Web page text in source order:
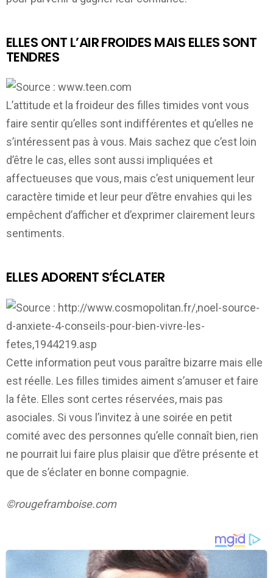
ELLES ONT L’AIR FROIDES MAIS ELLES SONT
TENDRES
L’attitude et la froideur des filles timides vont vous
faire sentir qu’elles sont indifférentes et qu’elles ne
s’intéressent pas à vous. Mais sachez que c’est loin
d’être le cas, elles sont aussi impliquées et
affectueuses que vous, mais c’est uniquement leur
caractère timide et leur peur d’être envahies qui les
empêchent d’afficher et d’exprimer clairement leurs
sentiments.
ELLES ADORENT S’ÉCLATER
Cette information peut vous paraître bizarre mais elle
est réelle. Les filles timides aiment s’amuser et faire
la fête. Elles sont certes réservées, mais pas
asociales. Si vous l’invitez à une soirée en petit
comité avec des personnes qu’elle connaît bien, rien
ne pourrait lui faire plus plaisir que d’être présente et
que de s’éclater en bonne compagnie.
©rougeframboise.com